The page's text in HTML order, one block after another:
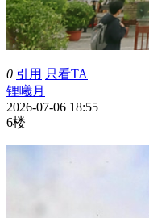
0 引用 只看TA
锂曦月
2026-07-06 18:55
6楼